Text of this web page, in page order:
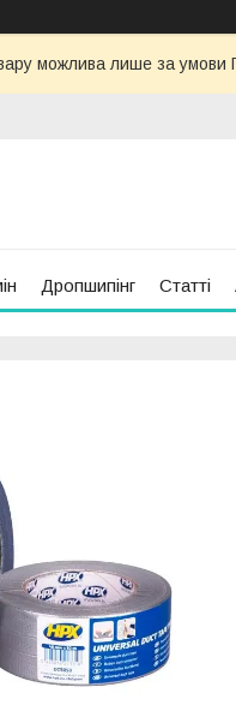
можлива лише за
Дропшипінг Статті